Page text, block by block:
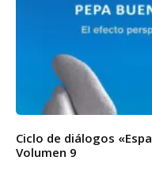
Ciclo de diálogos
Volumen 9